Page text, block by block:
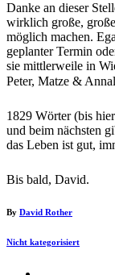
Danke an dieser
wirklich große,
möglich machen.
geplanter Termin
sie mittlerweile in
Peter, Matze &
1829 Wörter (bis
und beim nächsten
das Leben ist gut,
Bis bald, David.
By David Rother
Nicht kategorisiert